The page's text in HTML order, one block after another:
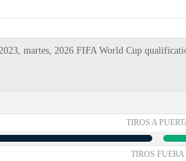
martes, 2026 FIFA World Cup
TIROS A
TIROS FUERA